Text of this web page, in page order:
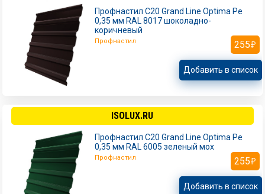
Профнастил С20 Grand Line Optima Pe
0,35 мм RAL 8017 шоколадно-
коричневый
Профнастил 255
Добавить в список
ISOLUX.RU
Профнастил С20 Grand Line Optima Pe
0,35 мм RAL 6005 зеленый мох
Профнастил 255
Добавить в список